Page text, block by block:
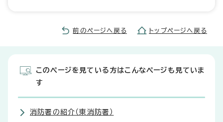
前のページへ戻る トップページへ戻る
このページを見ている方はこんなページも見ていま
す
消防署の紹介（東消防署）